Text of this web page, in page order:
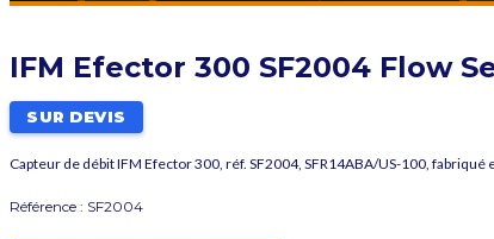
IFM Efector 300 SF2004 Flow
SUR DEVIS
Capteur de débit IFM Efector 300, réf. SF2004, SFR14ABA/US-100, fabriqué
Référence : SF2004